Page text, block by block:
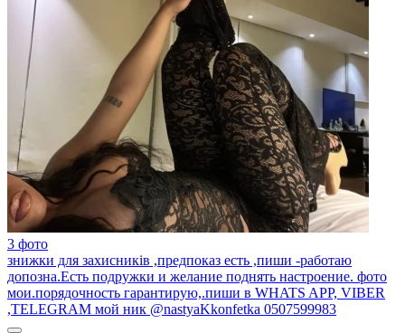
3 фото
знижки для захисників ,предпоказ есть ,пиши -работаю
допозна.Есть подружки и желание поднять настроение. фото
мои.порядочность гарантирую,.пиши в WHATS APP, VIBER
,TELEGRAM мой ник @nastyaKkonfetka 0507599983